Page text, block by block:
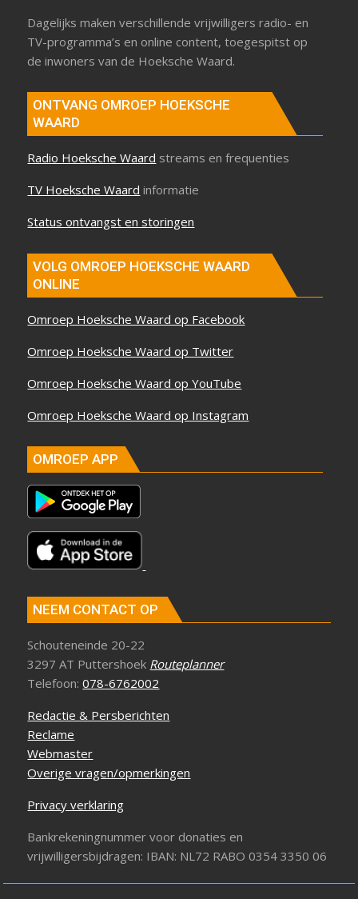
Dagelijks maken verschillende vrijwilligers radio- en
TV-programma’s en online content, toegespitst op
de inwoners van de Hoeksche Waard.
ONTVANG OMROEP HOEKSCHE
WAARD
Radio Hoeksche Waard streams en frequenties
TV Hoeksche Waard informatie
Status ontvangst en storingen
VOLG OMROEP HOEKSCHE WAARD
ONLINE
Omroep Hoeksche Waard op Facebook
Omroep Hoeksche Waard op Twitter
Omroep Hoeksche Waard op YouTube
Omroep Hoeksche Waard op Instagram
OMROEP APP
NEEM CONTACT OP
Schouteneinde 20-22
3297 AT Puttershoek Routeplanner
Telefoon:078-6762002
Redactie & Persberichten
Reclame
Webmaster
Overige vragen/opmerkingen
Privacy verklaring
Bankrekeningnummer voor donaties en
vrijwilligersbijdragen: IBAN: NL72 RABO 0354 3350 06